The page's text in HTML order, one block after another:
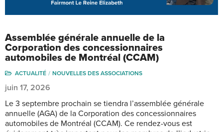
Assemblée générale annuelle de la
Corporation des concessionnaires
automobiles de Montréal (CCAM)
ACTUALITÉ NOUVELLES DES ASSOCIATIONS
juin 17, 2026
Le 3 septembre prochain se tiendra l’assemblée générale
annuelle (AGA) de la Corporation des concessionnaires
automobiles de Montréal (CCAM). Ce rendez-vous est